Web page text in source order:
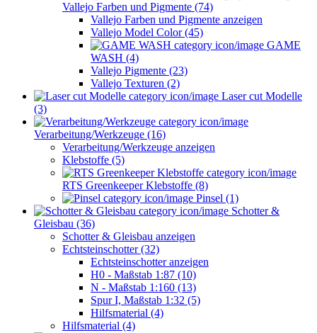
Vallejo Farben und Pigmente (74)
Vallejo Farben und Pigmente anzeigen
Vallejo Model Color (45)
GAME
WASH (4)
Vallejo Pigmente (23)
Vallejo Texturen (2)
Laser cut Modelle
(3)
Verarbeitung/Werkzeuge (16)
Verarbeitung/Werkzeuge anzeigen
Klebstoffe (5)
RTS Greenkeeper Klebstoffe (8)
Pinsel (1)
Schotter &
Gleisbau (36)
Schotter & Gleisbau anzeigen
Echtsteinschotter (32)
Echtsteinschotter anzeigen
H0 - Maßstab 1:87 (10)
N - Maßstab 1:160 (13)
Spur I, Maßstab 1:32 (5)
Hilfsmaterial (4)
Hilfsmaterial (4)